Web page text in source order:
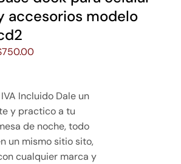
accesorios modelo
750.00
Incluido Dale un
y practico a tu
de noche, todo
un mismo sitio sito,
cualquier marca y